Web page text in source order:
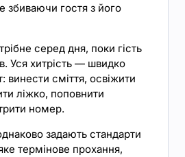
збиваючи гостя з його
серед дня, поки гість
Уся хитрість — швидко
винести сміття, освіжити
ліжко, поповнити
номер.
задають стандарти
термінове прохання,